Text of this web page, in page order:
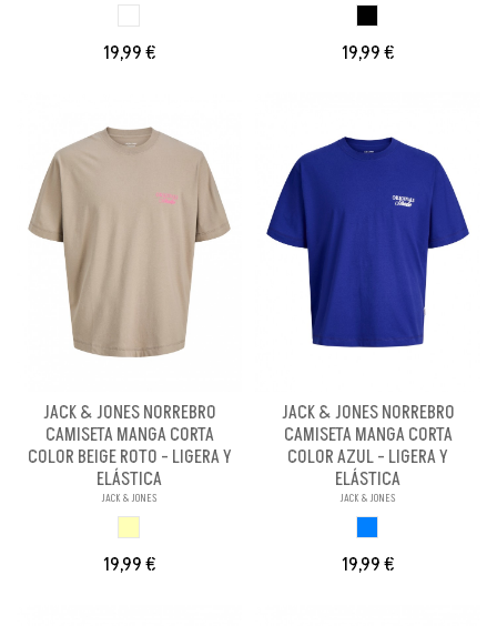
19,99 € 19,99 €
JACK & JONES NORREBRO
CAMISETA MANGA CORTA
COLOR BEIGE ROTO - LIGERA Y
ELÁSTICA
JACK & JONES
19,99 €
JACK & JONES NORREBRO
CAMISETA MANGA CORTA
COLOR AZUL - LIGERA Y
ELÁSTICA
JACK & JONES
19,99 €